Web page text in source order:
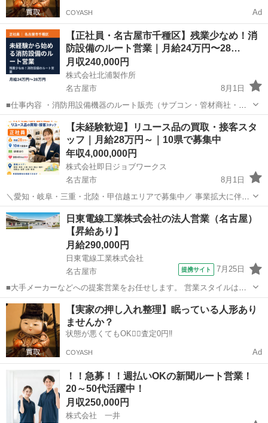
COYASH Ad
【正社員・名古屋市千種区】残業少なめ！消
防設備のルート営業｜月給24万円〜28…
月収240,000円
株式会社北浦製作所
名古屋市
8月1日
■仕事内容 ・消防用設備機器のルート販売（サブコン・管材商社・設
備業者様向け）をお任せします。 主に新築のビルやマンション、ショ
ッピングセンター、ロジセンターなどに取り付けられています。 ・販
売製品：消火栓・送水口・消...
愛知 名古屋市 営業 業務
【未経験歓迎】リユース品の買取・接客スタ
ッフ｜月給28万円～｜10県で募集中
年収4,000,000円
株式会社即日ジョブワークス
名古屋市
8月1日
＼愛知・岐阜・三重・北陸・甲信越エリアで募集中／ 事業拡大に伴
い、リユース品の買取店舗スタッフを募集しています！ 「人と話すこ
とが好き」 「接客経験を活かして働きたい」 「ブランド品やアンティ
ークに興味がある...
愛知 名古屋市 その他
日東電線工業株式会社の法人営業（名古屋）
【昇給あり】
月給290,000円
日東電線工業株式会社
名古屋市
提携サイト 7月25日
■大手メーカーなどへの提案営業をお任せします。 営業スタイルは信
頼重視。 既存顧客がメインで商談から納期調整まで一貫して携わり、
お客様の「一番の相談役」を目指していきましょう。 ■手厚いフォロ
ー 最初は上司や先輩が同行...
愛知 名古屋市 代理店営業
【実家の押し入れ整理】眠っている人形あり
ませんか？
状態が悪くてもOK🙆‍♀️査定0円‼️
COYASH Ad
！！急募！！週払いOKの新聞ルート営業！
20～50代活躍中！
月収250,000円
株式会社 一井